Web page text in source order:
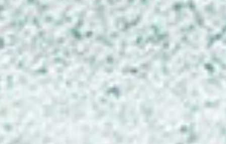
Datenschutz
KONTAKT